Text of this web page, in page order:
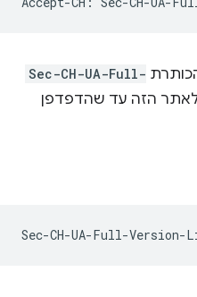
Sec-CH-UA-Full-
הזה עד שהדפדפן